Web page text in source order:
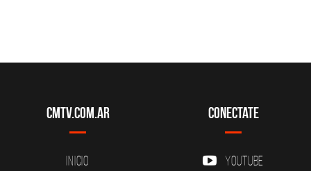
CMTV.com.ar
Inicio
Conectate
YouTube